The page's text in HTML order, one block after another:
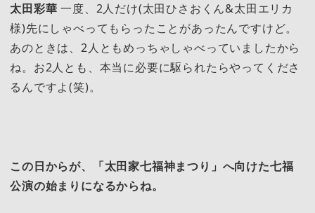
太田彩華 一度、2人だけ(太田ひさおくん&太田エリカ
様)先にしゃべってもらったことがあったんですけど。
あのときは、2人ともめっちゃしゃべっていましたから
ね。お2人とも、本当に必要に駆られたらやってくださ
るんですよ(笑)。
この日からが、「太田家七福神まつり」へ向けた七福
公演の始まりになるからね。